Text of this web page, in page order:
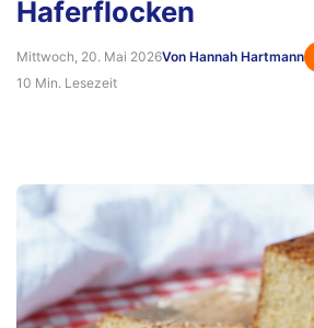
Haferflocken
Mittwoch, 20. Mai 2026Von Hannah Hartmann
10 Min. Lesezeit